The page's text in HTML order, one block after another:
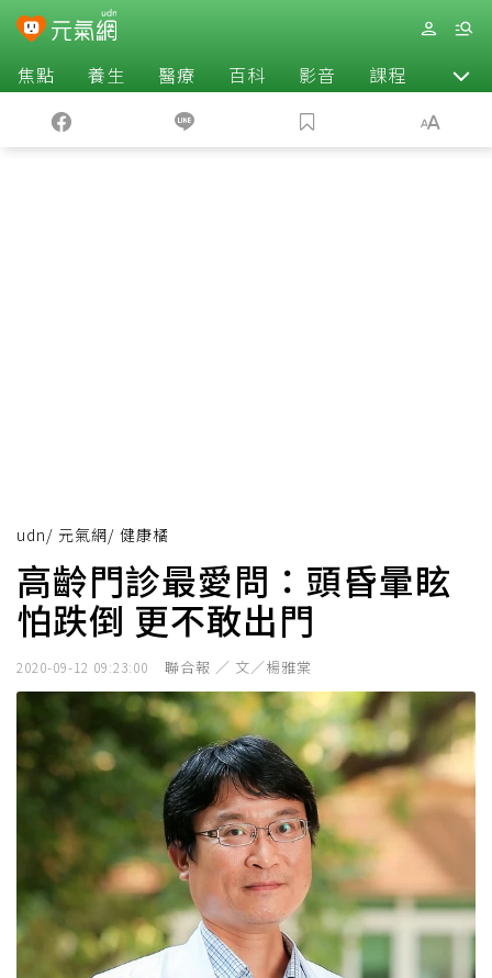
焦點 養生 醫療 百科 影音 課程 退休
udn/ 元氣網/ 健康橘
高齡門診最愛問：頭昏暈眩
怕跌倒 更不敢出門
2020-09-12 09:23:00 聯合報 ／ 文／楊雅棠